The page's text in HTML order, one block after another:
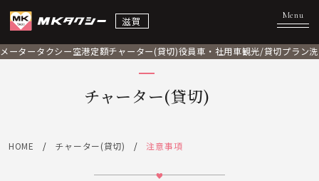
滋賀
メータータクシー空港定額チャーター(貸切)役員車・社用車観光/貸切プラン
チャーター(貸切)
HOME チャーター(貸切) 注意事項